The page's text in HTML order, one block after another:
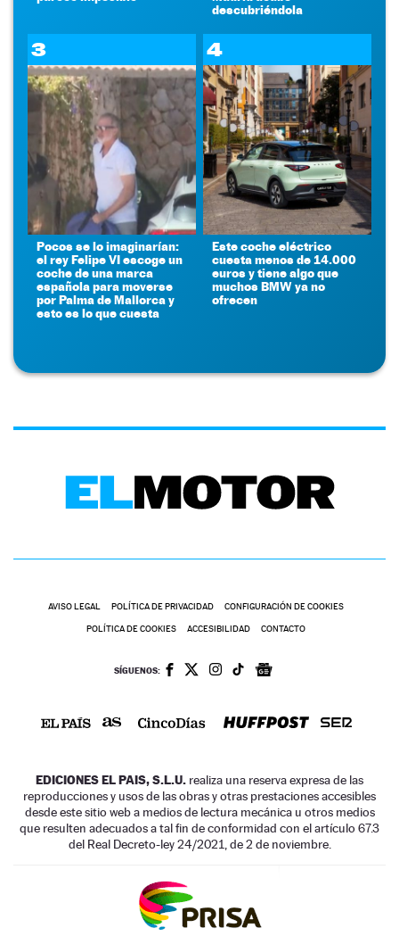
descubriéndola
3
Pocos se lo imaginarían:
el rey Felipe VI escoge un
coche de una marca
española para moverse
por Palma de Mallorca y
esto es lo que cuesta
4
Este coche eléctrico
cuesta menos de 14.000
euros y tiene algo que
muchos BMW ya no
ofrecen
AVISO LEGAL POLÍTICA DE PRIVACIDAD CONFIGURACIÓN DE COOKIES
POLÍTICA DE COOKIES ACCESIBILIDAD CONTACTO
SÍGUENOS:
EDICIONES EL PAIS, S.L.U. realiza una reserva expresa de las
reproducciones y usos de las obras y otras prestaciones accesibles
desde este sitio web a medios de lectura mecánica u otros medios
que resulten adecuados a tal fin de conformidad con el artículo 67.3
del Real Decreto-ley 24/2021, de 2 de noviembre.